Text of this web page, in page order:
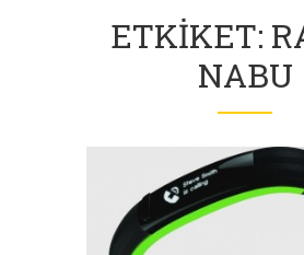
ETKIKET:
NABU